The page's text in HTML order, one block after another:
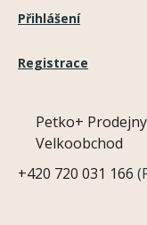
Přihlášení
Registrace
Petko+ Prodejny
Velkoobchod
+420 720 031 166